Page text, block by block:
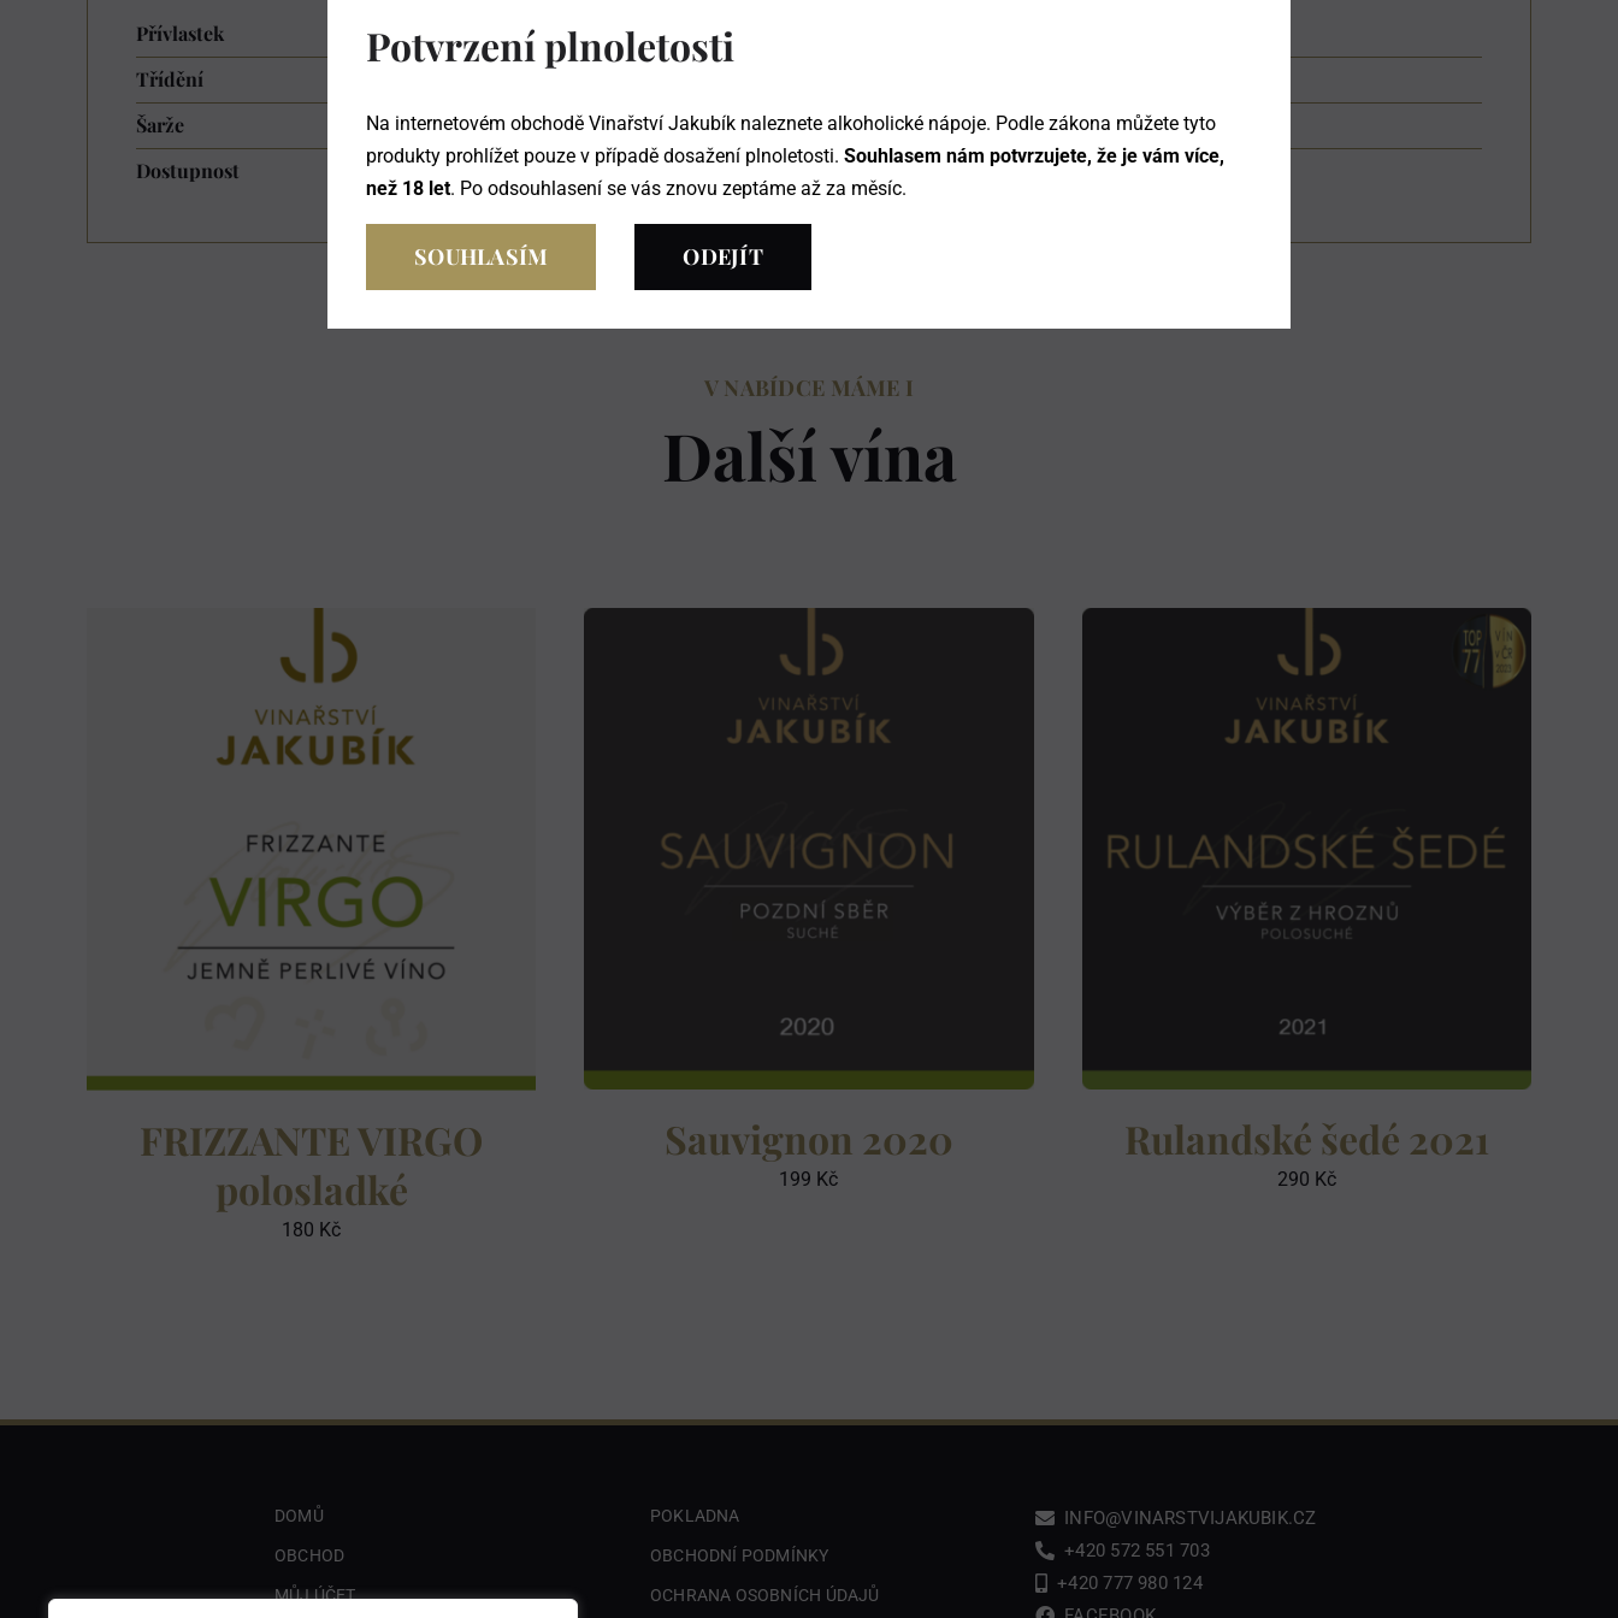
Přívlastek Pozdní sběr
Třídění
Šarže 2360
Dostupnost Skladem
V NABÍDCE MÁME I
Další vína
FRIZZANTE VIRGO
polosladké
180 Kč
Sauvignon 2020
199 Kč
Rulandské šedé 2021
290 Kč
DOMŮ
OBCHOD
MŮJ ÚČET
POKLADNA
OBCHODNÍ PODMÍNKY
OCHRANA OSOBNÍCH ÚDAJŮ
INFO@VINARSTVIJAKUBIK.CZ
+420 572 551 703
+420 777 980 124
Potvrzení plnoletosti
Na internetovém obchodě Vinařství Jakubík naleznete alkoholické nápoje. Podle zákona můžete tyto
produkty prohlížet pouze v případě dosažení plnoletosti. Souhlasem nám potvrzujete, že je vám více,
než 18 let. Po odsouhlasení se vás znovu zeptáme až za měsíc.
SOUHLASÍM ODEJÍT